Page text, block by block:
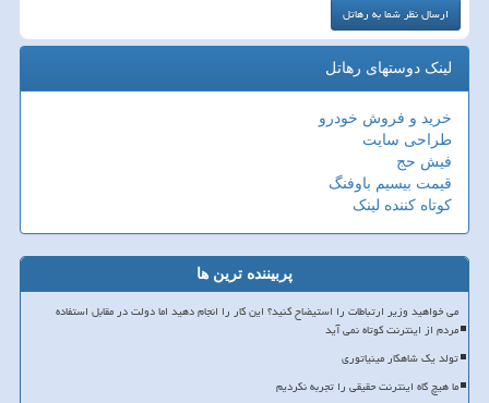
لینک دوستهای رهاتل
خرید و فروش خودرو
طراحی سایت
فیش حج
قیمت بیسیم باوفنگ
کوتاه کننده لینک
پربیننده ترین ها
می خواهید وزیر ارتباطات را استیضاح کنید؟ این کار را انجام دهید اما دولت در مقابل استفاده
مردم از اینترنت کوتاه نمی آید
تولد یک شاهکار مینیاتوری
ما هیچ گاه اینترنت حقیقی را تجربه نکردیم